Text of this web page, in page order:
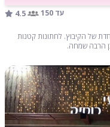
עד 150 4.5
של הקיבוץ. לחתונות קטנות
הרבה שמחה.